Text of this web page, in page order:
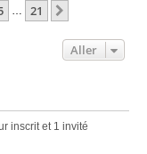
… 21
Aller
inscrit et 1 invité